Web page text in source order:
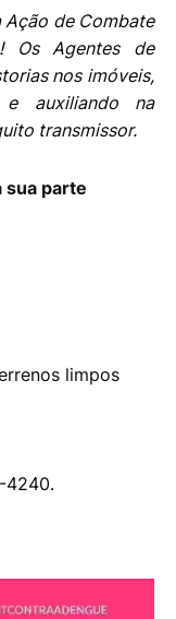
de Combate
Os Agentes de
nos imóveis,
auxiliando na
transmissor.
sua parte
limpos
4240.